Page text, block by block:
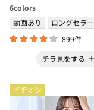
6colors
動画あり
ロングセラー
899件
チラ見をする
イチオシ